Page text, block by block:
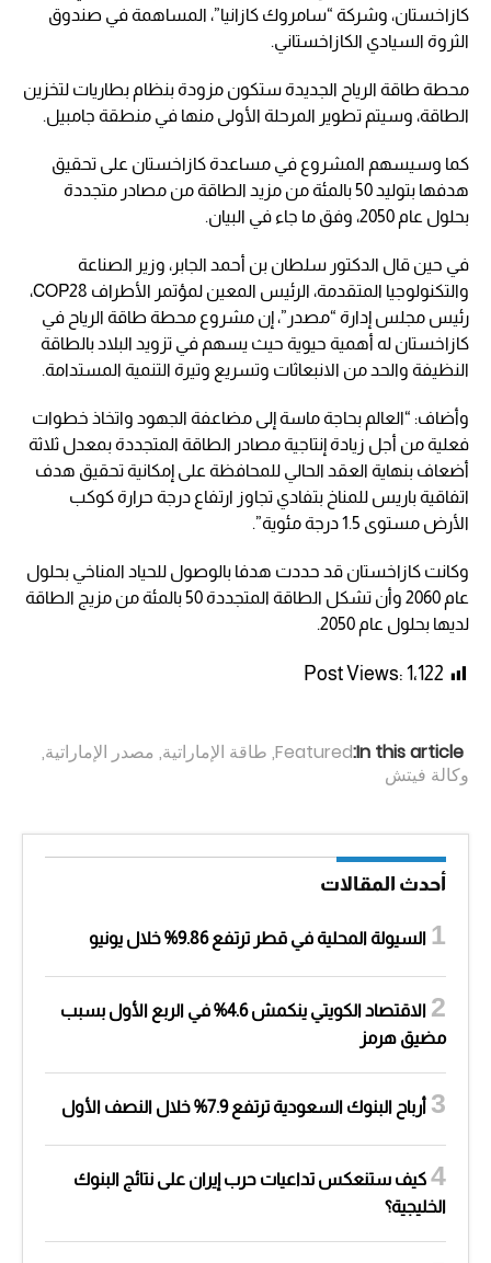
كازاخستان، وشركة “سامروك كازانيا”، المساهمة في صندوق
الثروة السيادي الكازاخستاني.
محطة طاقة الرياح الجديدة ستكون مزودة بنظام بطاريات لتخزين
الطاقة، وسيتم تطوير المرحلة الأولى منها في منطقة جامبيل.
كما وسيسهم المشروع في مساعدة كازاخستان على تحقيق
هدفها بتوليد 50 بالمئة من مزيد الطاقة من مصادر متجددة
بحلول عام 2050، وفق ما جاء في البيان.
في حين قال الدكتور سلطان بن أحمد الجابر، وزير الصناعة
والتكنولوجيا المتقدمة، الرئيس المعين لمؤتمر الأطراف COP28،
رئيس مجلس إدارة “مصدر”، إن مشروع محطة طاقة الرياح في
كازاخستان له أهمية حيوية حيث يسهم في تزويد البلاد بالطاقة
النظيفة والحد من الانبعاثات وتسريع وتيرة التنمية المستدامة.
وأضاف: “العالم بحاجة ماسة إلى مضاعفة الجهود واتخاذ خطوات
فعلية من أجل زيادة إنتاجية مصادر الطاقة المتجددة بمعدل ثلاثة
أضعاف بنهاية العقد الحالي للمحافظة على إمكانية تحقيق هدف
اتفاقية باريس للمناخ بتفادي تجاوز ارتفاع درجة حرارة كوكب
الأرض مستوى 1.5 درجة مئوية”.
وكانت كازاخستان قد حددت هدفا بالوصول للحياد المناخي بحلول
عام 2060 وأن تشكل الطاقة المتجددة 50 بالمئة من مزيج الطاقة
لديها بحلول عام 2050.
Post Views: 1٬122
In this article:
Featured
, طاقة الإماراتية, مصدر الإماراتية,
وكالة فيتش
أحدث المقالات
السيولة المحلية في قطر ترتفع 9.86% خلال يونيو
الاقتصاد الكويتي ينكمش 4.6% في الربع الأول بسبب
مضيق هرمز
أرباح البنوك السعودية ترتفع 7.9% خلال النصف الأول
كيف ستنعكس تداعيات حرب إيران على نتائج البنوك
الخليجية؟